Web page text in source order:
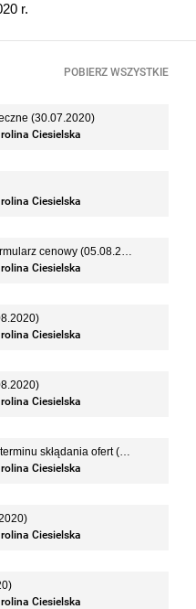
r.
POBIERZ WSZYSTKIE
(30.07.2020)
Ciesielska
Ciesielska
Załączniki 1a,1b,3a, 3b, formularz cenowy (05.08.2020)
Ciesielska
Ciesielska
Ciesielska
Informacja o przesunięciu terminu skłądania ofert (06.08.2020)
Ciesielska
Ciesielska
Ciesielska